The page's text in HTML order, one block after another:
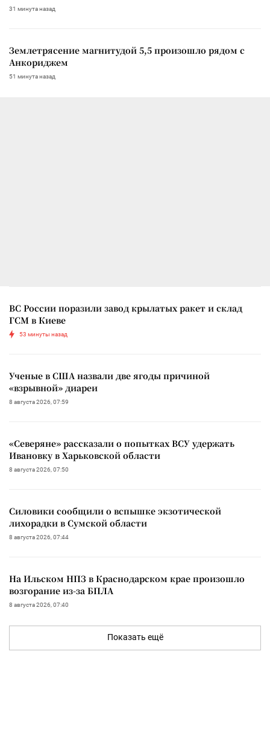
31 минута назад
Землетрясение магнитудой 5,5 произошло рядом с
Анкориджем
51 минута назад
ВС России поразили завод крылатых ракет и склад
ГСМ в Киеве
53 минуты назад
Ученые в США назвали две ягоды причиной
«взрывной» диареи
8 августа 2026, 07:59
«Северяне» рассказали о попытках ВСУ удержать
Ивановку в Харьковской области
8 августа 2026, 07:50
Силовики сообщили о вспышке экзотической
лихорадки в Сумской области
8 августа 2026, 07:44
На Ильском НПЗ в Краснодарском крае произошло
возгорание из-за БПЛА
8 августа 2026, 07:40
Показать ещё